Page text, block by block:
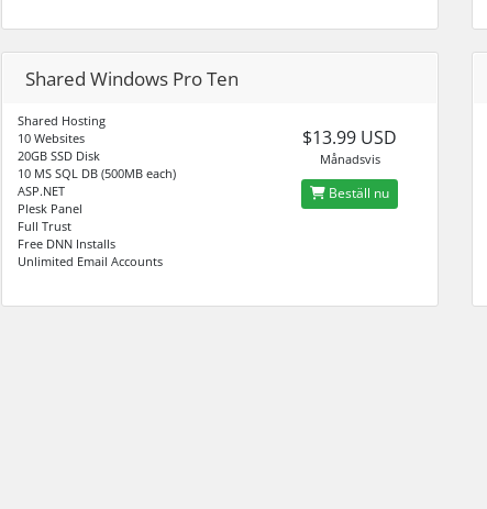
Shared Windows Pro Ten
Shared Hosting
10 Websites
20GB SSD Disk
10 MS SQL DB (500MB each)
ASP.NET
Plesk Panel
Full Trust
Free DNN Installs
Unlimited Email Accounts
$13.99 USD
Månadsvis
Beställ nu